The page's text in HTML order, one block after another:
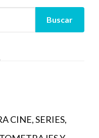
CINE, SERIES,